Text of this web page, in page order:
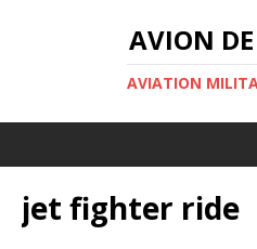
AVION DE
AVIATION
jet fighter ride